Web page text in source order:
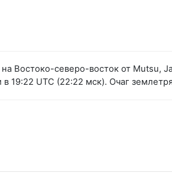
Востоко-северо-восток от Mutsu,
UTC (22:22 мск). Очаг